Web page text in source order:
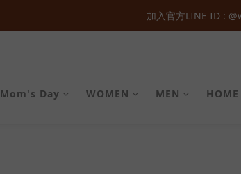
全館購物滿  ＄１８００  即享免運 ‧ 首次加入會員立
加入官方LINE ID :
全館購物滿  ＄１８００  即享免運 ‧ 首次加入會員立
Mom's Day WOMEN MEN HOME